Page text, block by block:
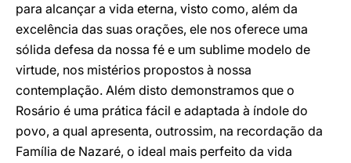
para alcançar a vida eterna, visto como, além da
excelência das suas orações, ele nos oferece uma
sólida defesa da nossa fé e um sublime modelo de
virtude, nos mistérios propostos à nossa
contemplação. Além disto demonstramos que o
Rosário é uma prática fácil e adaptada à índole do
povo, a qual apresenta, outrossim, na recordação da
Família de Nazaré, o ideal mais perfeito da vida